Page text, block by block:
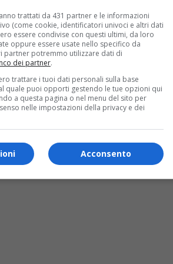
teoriche ospitate al salone Sterna
Il corso richiede un minimo
(Zoia E.), 015.762715 o 328.
trattati da 431 partner e le informazioni
(come cookie, identificatori univoci e altri dati
essere condivise con questi ultimi, da loro
oppure essere usate nello specifico da
partner potremmo utilizzare dati di
dei partner.
trattare i tuoi dati personali sulla base
quale puoi opporti gestendo le tue opzioni qui
a questa pagina o nel menu del sito per
nelle impostazioni della privacy e dei
Acconsento